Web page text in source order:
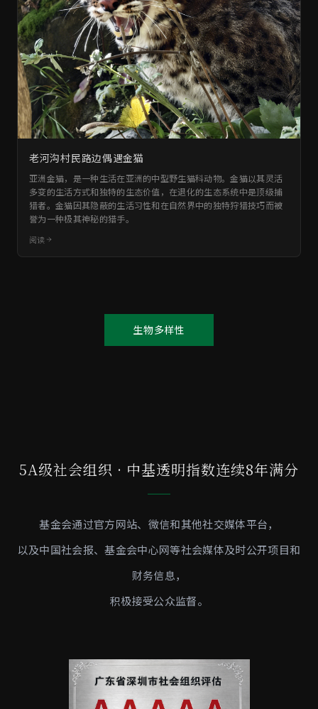
老河沟村民路边偶遇金猫
亚洲金猫，是一种生活在亚洲的中型野生猫科动物。金猫以其灵活
多变的生活方式和独特的生态价值，在退化的生态系统中是顶级捕
猎者。金猫因其隐蔽的生活习性和在自然界中的独特狩猎技巧而被
誉为一种极其神秘的猎手。
阅读
生物多样性
5A级社会组织 · 中基透明指数连续8年满分
基金会通过官方网站、微信和其他社交媒体平台，
以及中国社会报、基金会中心网等社会媒体及时公开项目和
财务信息，
积极接受公众监督。